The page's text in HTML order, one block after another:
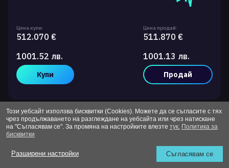
Цена купи:
512.070 €
1001.52 лв.
Купи
Цена продай:
511.870 €
1001.13 лв.
Продай
Промяна 24 ч.
-1.31%%
Виж повече 1 ден
Този уебсайт използва бисквитки (Cookies). Можете да се съгласите с тях
чрез продължаването на разглеждане на уебсайта или чрез натискане
на "Съгласявам се". За промяна на настройките влезте тук. Политика за
бисквитки
Съгласявам се
Разширени настройки